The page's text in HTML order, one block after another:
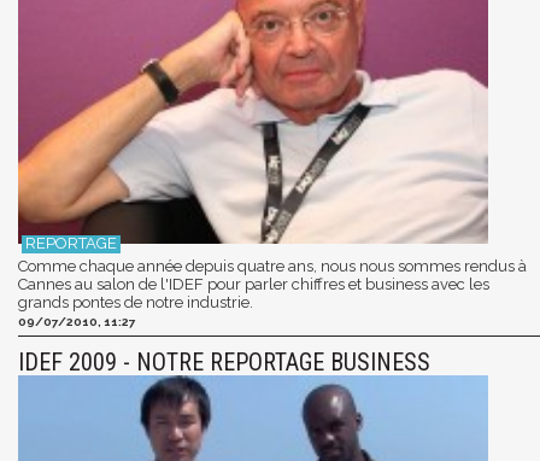
Comme chaque année depuis quatre ans, nous nous sommes rendus à
Cannes au salon de l'IDEF pour parler chiffres et business avec les
grands pontes de notre industrie.
09/07/2010, 11:27
IDEF 2009 - NOTRE REPORTAGE BUSINESS